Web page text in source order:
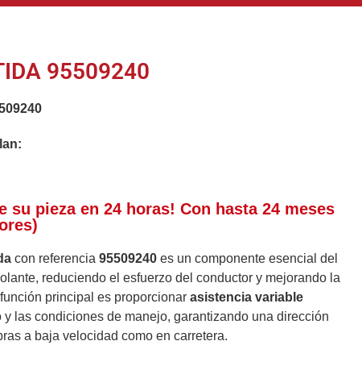
95509240
su pieza en 24 horas! Con hasta 24 meses
con referencia 95509240 es un componente esencial del
reduciendo el esfuerzo del conductor y mejorando la
principal es proporcionar asistencia variable
las condiciones de manejo, garantizando una dirección
a baja velocidad como en carretera.